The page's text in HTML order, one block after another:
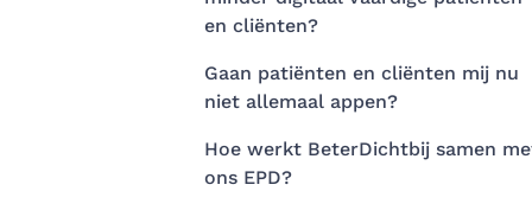
en cliënten?
Gaan patiënten en cliënten mij nu
niet allemaal appen?
Hoe werkt BeterDichtbij samen
ons EPD?